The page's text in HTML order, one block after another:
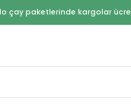
çay paketlerinde kargolar